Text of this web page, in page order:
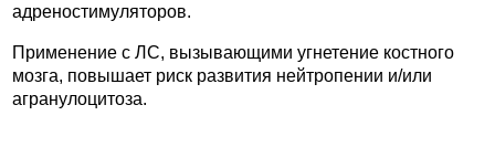
адреностимуляторов.
Применение с ЛС, вызывающими угнетение костного
мозга, повышает риск развития нейтропении и/или
агранулоцитоза.